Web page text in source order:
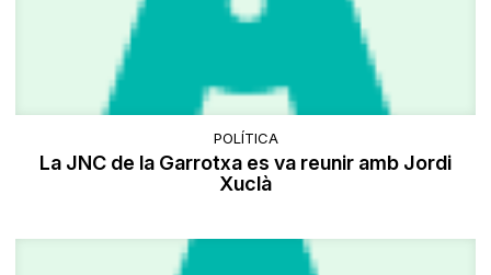
POLÍTICA
La JNC de la Garrotxa es va reunir amb Jordi
Xuclà